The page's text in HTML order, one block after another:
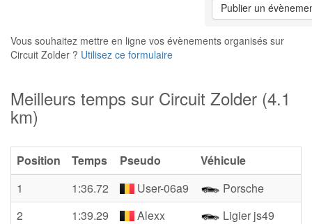
Publier un
Vous souhaitez mettre en ligne vos évènements organisés sur
Circuit Zolder ? Utilisez ce formulaire
Meilleurs temps sur Circuit Zolder (4.1
km)
Position Temps Pseudo
Véhicule
1
1:36.72 User-06a9
Porsche
2
1:39.29 Alexx
Ligier js49